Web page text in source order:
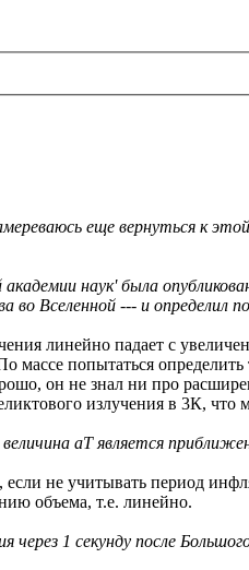
еще вернуться к
академии наук' была
Вселенной --- и определил
линейно падает с
массе попытаться
он не знал ни про
излучения в 3К, что
aT является
не учитывать период
объема, т.е. линейно.
1 секунду после